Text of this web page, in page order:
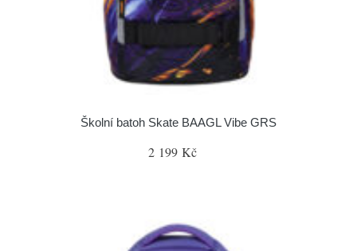
Školní batoh Skate BAAGL Vibe GRS
2 199 Kč